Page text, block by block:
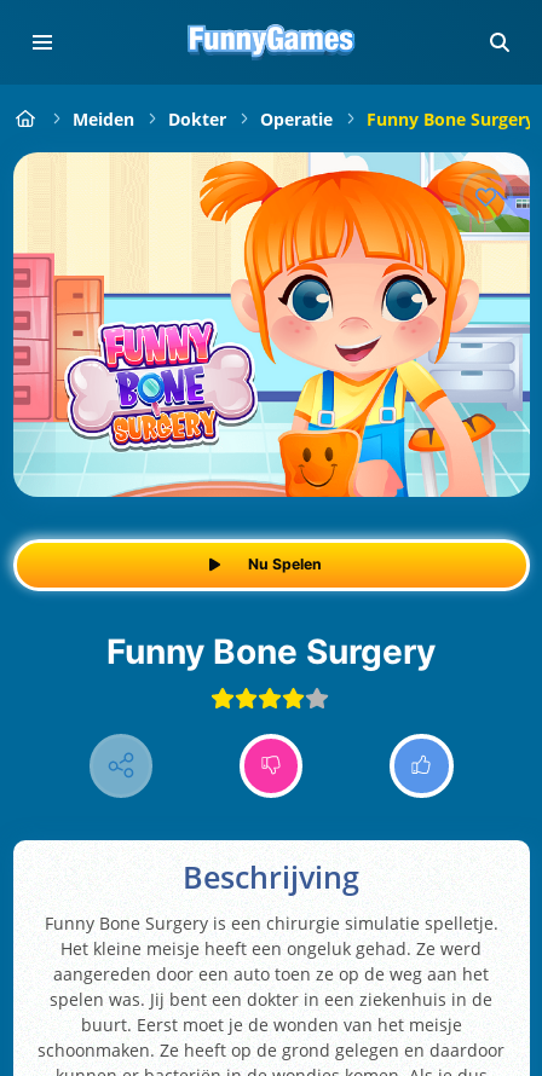
Meiden Dokter Operatie Funny Bone Surgery
Nu Spelen
Funny Bone Surgery
Beschrijving
Funny Bone Surgery is een chirurgie simulatie spelletje.
Het kleine meisje heeft een ongeluk gehad. Ze werd
aangereden door een auto toen ze op de weg aan het
spelen was. Jij bent een dokter in een ziekenhuis in de
buurt. Eerst moet je de wonden van het meisje
schoonmaken. Ze heeft op de grond gelegen en daardoor